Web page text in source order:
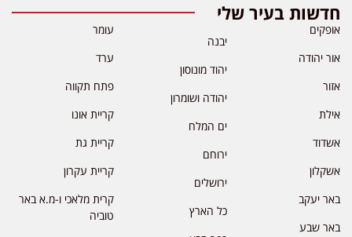
חדשות בעיר שלי
אופקים
אור יהודה
אזור
אילת
אשדוד
אשקלון
באר יעקב
באר שבע
יבנה
יהוד מונוסון
יהודה ושומרון
ים המלח
ירוחם
ירושלים
כל הארץ
עומר
ערד
פתח תקווה
קריית אונו
קריית גת
קריית עקרון
קרית מלאכי ו-מ.א באר
טוביה